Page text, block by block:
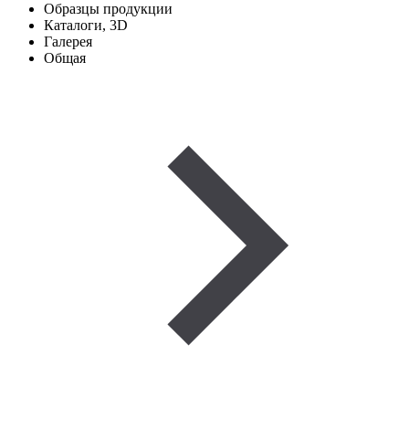
Образцы продукции
Каталоги, 3D
Галерея
Общая